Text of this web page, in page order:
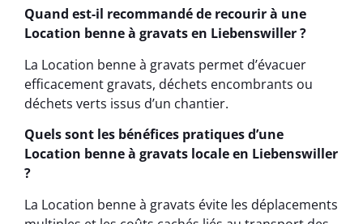
Quand est-il recommandé de recourir à une
Location benne à gravats en Liebenswiller ?
La Location benne à gravats permet d’évacuer
efficacement gravats, déchets encombrants ou
déchets verts issus d’un chantier.
Quels sont les bénéfices pratiques d’une
Location benne à gravats locale en Liebenswiller
?
La Location benne à gravats évite les déplacements